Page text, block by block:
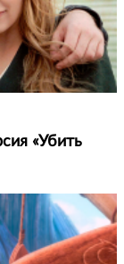
«Убить